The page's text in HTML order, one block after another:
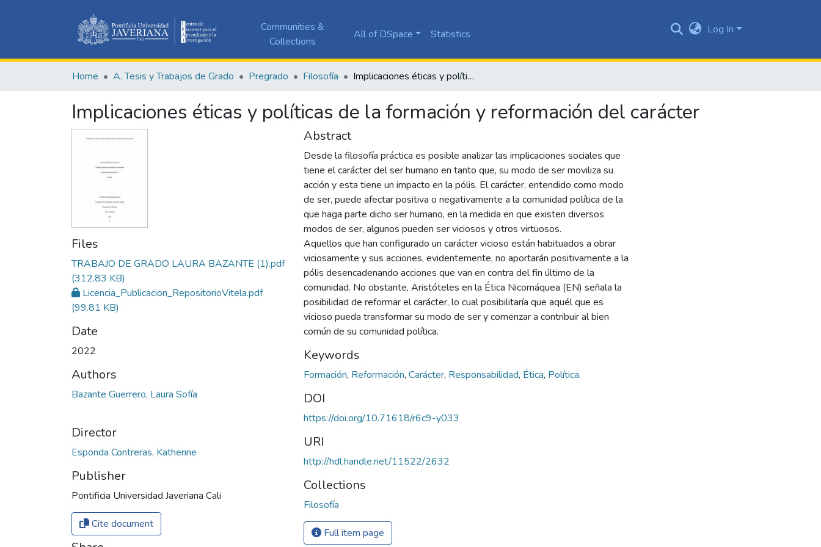
Communities &
Collections
All of DSpace Statistics Log In
Home A. Tesis y Trabajos de Grado Pregrado Filosofía Implicaciones éticas y políticas de la formación y reformación del carácter
Implicaciones éticas y políticas de la formación y reformación del carácter
Files
TRABAJO DE GRADO LAURA BAZANTE (1).pdf
(312.83 KB)
Licencia_Publicacion_RepositorioVitela.pdf
(99.81 KB)
Date
2022
Authors
Bazante Guerrero, Laura Sofía
Director
Esponda Contreras, Katherine
Publisher
Pontificia Universidad Javeriana Cali
Cite document
Abstract
Desde la filosofía práctica es posible analizar las implicaciones sociales que
tiene el carácter del ser humano en tanto que, su modo de ser moviliza su
acción y esta tiene un impacto en la pólis. El carácter, entendido como modo
de ser, puede afectar positiva o negativamente a la comunidad política de la
que haga parte dicho ser humano, en la medida en que existen diversos
modos de ser, algunos pueden ser viciosos y otros virtuosos.
Aquellos que han configurado un carácter vicioso están habituados a obrar
viciosamente y sus acciones, evidentemente, no aportarán positivamente a la
pólis desencadenando acciones que van en contra del fin último de la
comunidad. No obstante, Aristóteles en la Ética Nicomáquea (EN) señala la
posibilidad de reformar el carácter, lo cual posibilitaría que aquél que es
vicioso pueda transformar su modo de ser y comenzar a contribuir al bien
común de su comunidad política.
Keywords
Formación, Reformación, Carácter, Responsabilidad, Ética, Política.
DOI
https://doi.org/10.71618/r6c9-y033
URI
http://hdl.handle.net/11522/2632
Collections
Filosofía
Full item page